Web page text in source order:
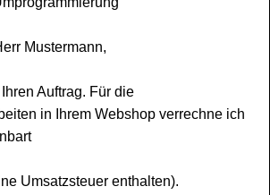
Mustermann,
Auftrag. Für die
in Ihrem Webshop verrechne ich
Umsatzsteuer enthalten).